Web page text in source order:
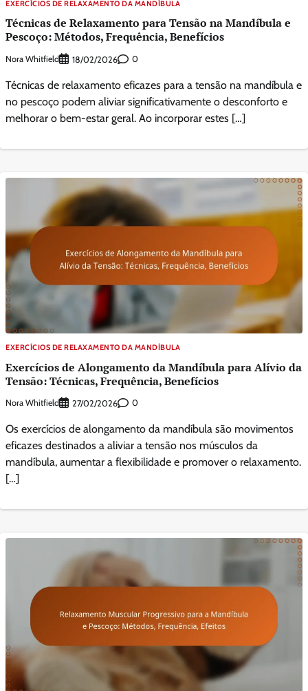
EXERCÍCIOS DE RELAXAMENTO DA MANDÍBULA
Técnicas de Relaxamento para Tensão na Mandíbula e
Pescoço: Métodos, Frequência, Benefícios
Nora Whitfield 18/02/2026 0
Técnicas de relaxamento eficazes para a tensão na mandíbula e
no pescoço podem aliviar significativamente o desconforto e
melhorar o bem-estar geral. Ao incorporar estes […]
EXERCÍCIOS DE RELAXAMENTO DA MANDÍBULA
Exercícios de Alongamento da Mandíbula para Alívio da
Tensão: Técnicas, Frequência, Benefícios
Nora Whitfield 27/02/2026 0
Os exercícios de alongamento da mandíbula são movimentos
eficazes destinados a aliviar a tensão nos músculos da
mandíbula, aumentar a flexibilidade e promover o relaxamento.
[…]